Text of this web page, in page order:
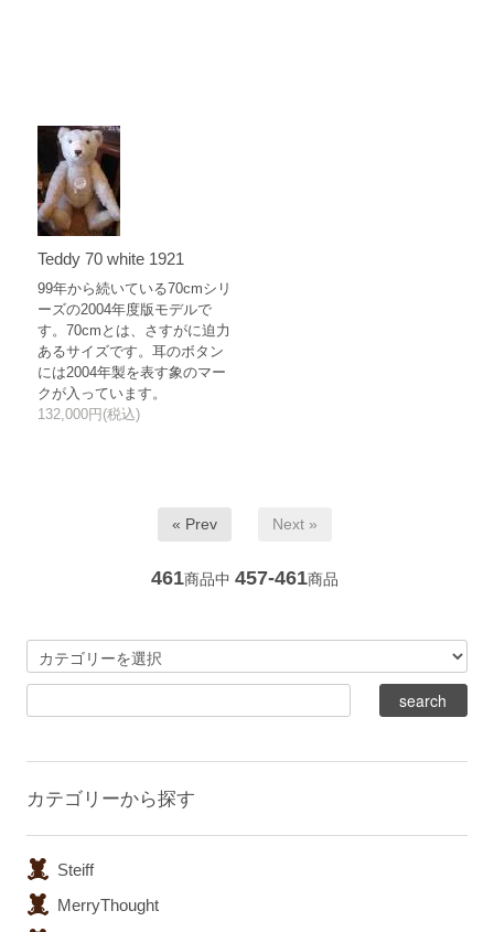
Teddy 70 white 1921
99年から続いている70cmシリ
ーズの2004年度版モデルで
す。70cmとは、さすがに迫力
あるサイズです。耳のボタン
には2004年製を表す象のマー
クが入っています。
132,000円(税込)
« Prev Next »
461商品中 457-461商品
カテゴリーから探す
Steiff
MerryThought